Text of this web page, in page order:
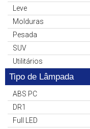
Leve
Molduras
Pesada
SUV
Utilitários
Tipo de Lâmpada
ABS PC
DR1
Full LED